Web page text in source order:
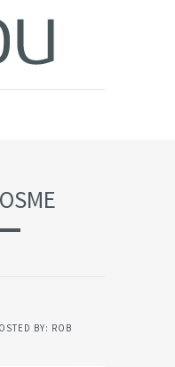
BY: ROB